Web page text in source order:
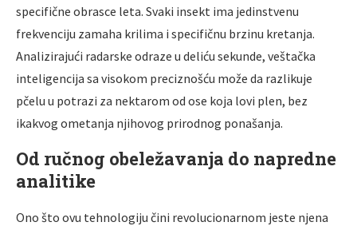
specifične obrasce leta. Svaki insekt ima jedinstvenu
frekvenciju zamaha krilima i specifičnu brzinu kretanja.
Analizirajući radarske odraze u deliću sekunde, veštačka
inteligencija sa visokom preciznošću može da razlikuje
pčelu u potrazi za nektarom od ose koja lovi plen, bez
ikakvog ometanja njihovog prirodnog ponašanja.
Od ručnog obeležavanja do napredne
analitike
Ono što ovu tehnologiju čini revolucionarnom jeste njena